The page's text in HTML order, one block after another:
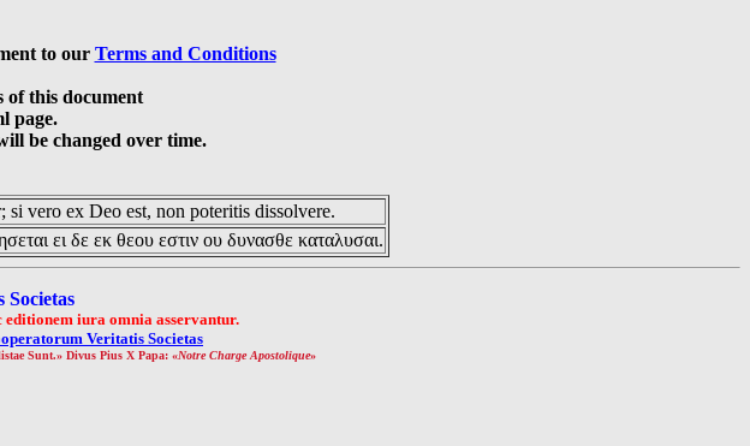
to our Terms and Conditions
of this document
page.
be changed over time.
vero ex Deo est, non poteritis dissolvere.
ει δε εκ θεου εστιν ου δυνασθε καταλυσαι.
iura omnia asservantur.
Veritatis Societas
Sunt.» Divus Pius X Papa: «Notre Charge Apostolique»